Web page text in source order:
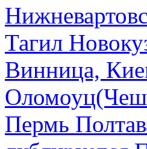
Тагил
Винница,
Пермь